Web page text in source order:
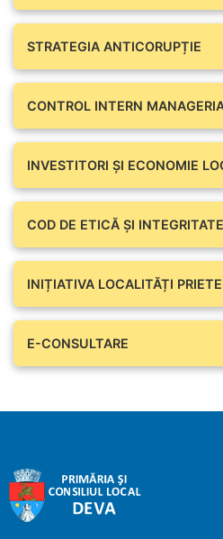
STRATEGIA ANTICORUPȚIE
CONTROL INTERN
INVESTITORI ȘI ECONOMIE
COD DE ETICĂ ȘI INTEGRITATE
INIȚIATIVA LOCALITĂȚI
E-CONSULTARE